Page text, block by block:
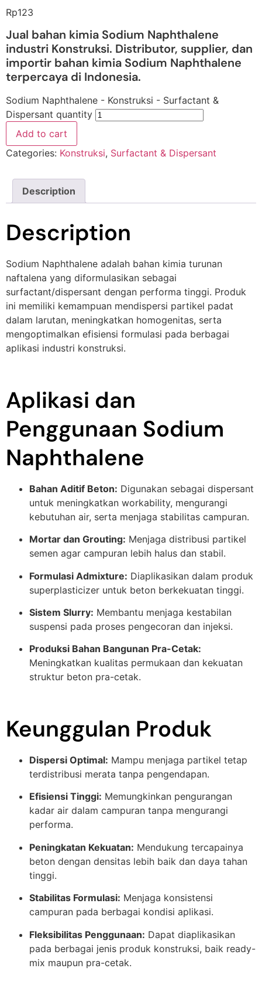
Rp123
Jual bahan kimia Sodium Naphthalene
industri Konstruksi. Distributor, supplier, dan
importir bahan kimia Sodium Naphthalene
terpercaya di Indonesia.
Sodium Naphthalene - Konstruksi - Surfactant &
Dispersant quantity
Add to cart
Categories: Konstruksi, Surfactant & Dispersant
Description
Description
Sodium Naphthalene adalah bahan kimia turunan
naftalena yang diformulasikan sebagai
surfactant/dispersant dengan performa tinggi. Produk
ini memiliki kemampuan mendispersi partikel padat
dalam larutan, meningkatkan homogenitas, serta
mengoptimalkan efisiensi formulasi pada berbagai
aplikasi industri konstruksi.
Aplikasi dan
Penggunaan Sodium
Naphthalene
Bahan Aditif Beton: Digunakan sebagai dispersant
untuk meningkatkan workability, mengurangi
kebutuhan air, serta menjaga stabilitas campuran.
Mortar dan Grouting: Menjaga distribusi partikel
semen agar campuran lebih halus dan stabil.
Formulasi Admixture: Diaplikasikan dalam produk
superplasticizer untuk beton berkekuatan tinggi.
Sistem Slurry: Membantu menjaga kestabilan
suspensi pada proses pengecoran dan injeksi.
Produksi Bahan Bangunan Pra-Cetak:
Meningkatkan kualitas permukaan dan kekuatan
struktur beton pra-cetak.
Keunggulan Produk
Dispersi Optimal: Mampu menjaga partikel tetap
terdistribusi merata tanpa pengendapan.
Efisiensi Tinggi: Memungkinkan pengurangan
kadar air dalam campuran tanpa mengurangi
performa.
Peningkatan Kekuatan: Mendukung tercapainya
beton dengan densitas lebih baik dan daya tahan
tinggi.
Stabilitas Formulasi: Menjaga konsistensi
campuran pada berbagai kondisi aplikasi.
Fleksibilitas Penggunaan: Dapat diaplikasikan
pada berbagai jenis produk konstruksi, baik ready-
mix maupun pra-cetak.